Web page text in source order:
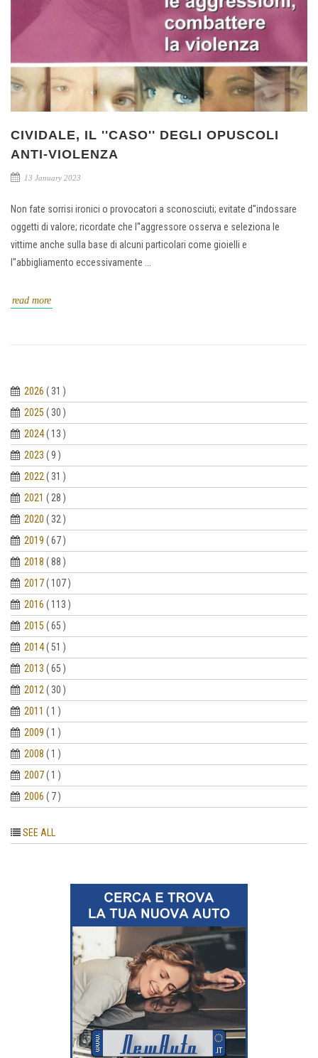
CIVIDALE, IL ''CASO'' DEGLI OPUSCOLI
ANTI-VIOLENZA
13 January 2023
Non fate sorrisi ironici o provocatori a sconosciuti; evitate d''indossare
oggetti di valore; ricordate che l''aggressore osserva e seleziona le
vittime anche sulla base di alcuni particolari come gioielli e
l''abbigliamento eccessivamente ...
read more
2026 ( 31 )
2025 ( 30 )
2024( 13 )
2023 ( 9 )
2022 ( 31 )
2021 ( 28 )
2020 ( 32 )
2019 ( 67 )
2018 ( 88 )
2017( 107 )
2016 ( 113 )
2015 ( 65 )
2014( 51 )
2013 ( 65 )
2012 ( 30 )
2011 ( 1 )
2009 ( 1 )
2008 ( 1 )
2007( 1 )
2006 ( 7 )
SEE ALL